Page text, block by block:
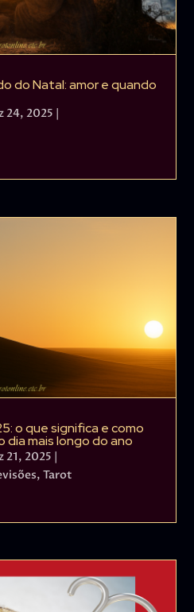
do Natal: amor e quando
24, 2025
o que significa e como
dia mais longo do ano
21, 2025 |
,Tarot